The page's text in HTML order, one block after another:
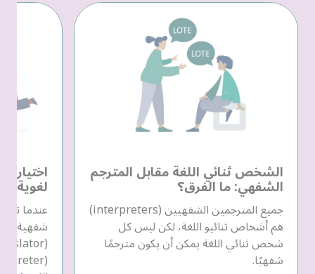
الشخص ثنائي اللغة مقابل المترجم
الشفهي: ما الفرق؟
جميع المترجمين الشفهيين (interpreters)
هم أشخاص ثنائيو اللغة، لكن ليس كل
شخص ثنائي اللغة يمكن أن يكون مترجمًا
شفهيًا.
اختيار
لغوية
عندما
شفهية،